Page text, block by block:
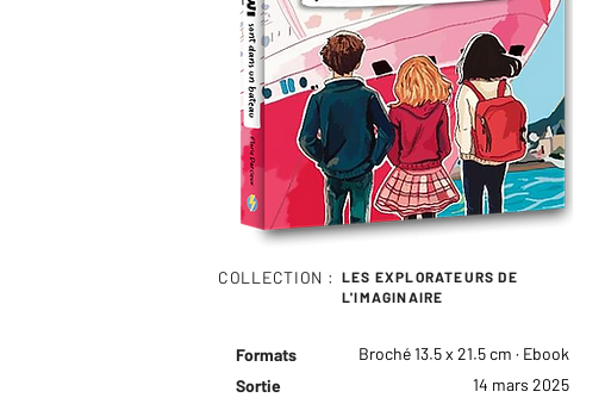
COLLECTION :
LES EXPLORATEURS DE
L'IMAGINAIRE
Formats
Broché 13.5 x 21.5 cm · Ebook
Sortie
14 mars 2025